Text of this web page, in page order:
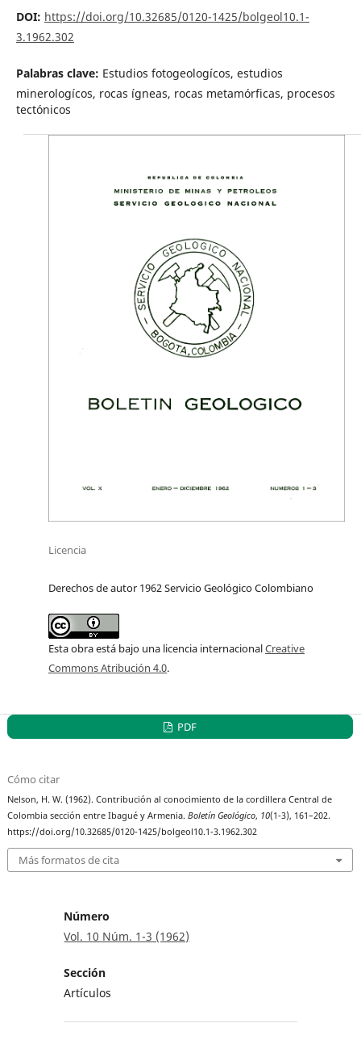
DOI: https://doi.org/10.32685/0120-1425/bolgeol10.1-
3.1962.302
Palabras clave: Estudios fotogeologícos, estudios
minerologícos, rocas ígneas, rocas metamórficas, procesos
tectónicos
Licencia
Derechos de autor 1962 Servicio Geológico Colombiano
Esta obra está bajo una licencia internacionalCreative
Commons Atribución 4.0.
PDF
Cómo citar
Nelson, H. W. (1962). Contribución al conocimiento de la cordillera Central de
Colombia sección entre Ibagué y Armenia.Boletín Geológico, 10(1-3), 161–202.
https://doi.org/10.32685/0120-1425/bolgeol10.1-3.1962.302
Más formatos de cita
Número
Vol. 10 Núm. 1-3 (1962)
Sección
Artículos